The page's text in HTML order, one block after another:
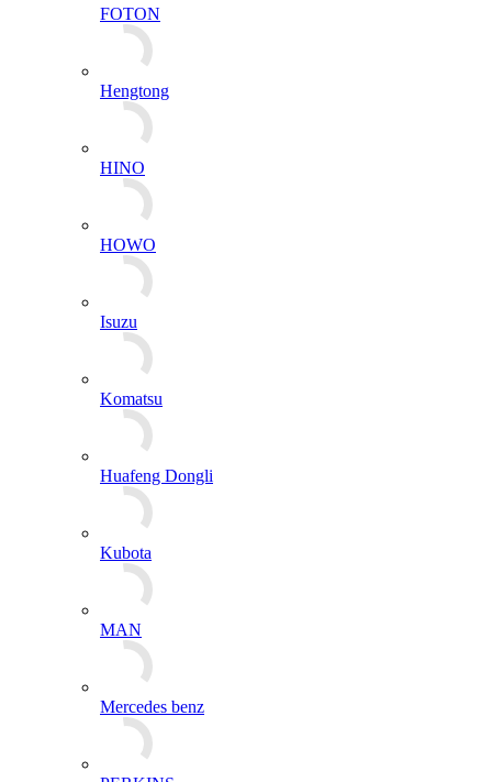
FOTON
Hengtong
HINO
HOWO
Isuzu
Komatsu
Huafeng Dongli
Kubota
MAN
Mercedes benz